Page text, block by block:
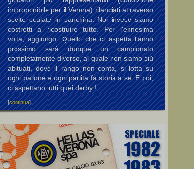
improponibile per il Verona) rilanciati attraverso
scelte oculate in panchina. Noi invece siamo
costretti a ricostruire tutto. Per l'ennesima
volta, aggiungo. Quello che ci aspetta l'anno
prossimo sarà dunque un campionato
completamente diverso, al quale non siamo più
abituati, dove il rango non conta, si lotta su
ogni pallone e ogni partita fa storia a se. E poi,
ci aspettano tutti quei derby !
[continua]